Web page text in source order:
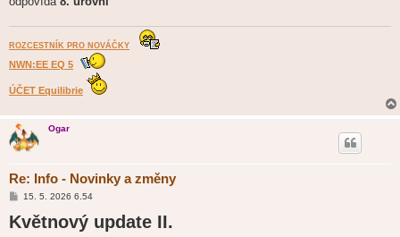
ROZCESTNÍK PRO NOVÁČKY
NWN:EE EQ 5
ÚČET Equilibrie
Ogar
Re: Info - Novinky a změny
P
í
s
15. 5. 2026 6.54
Květnový update II.